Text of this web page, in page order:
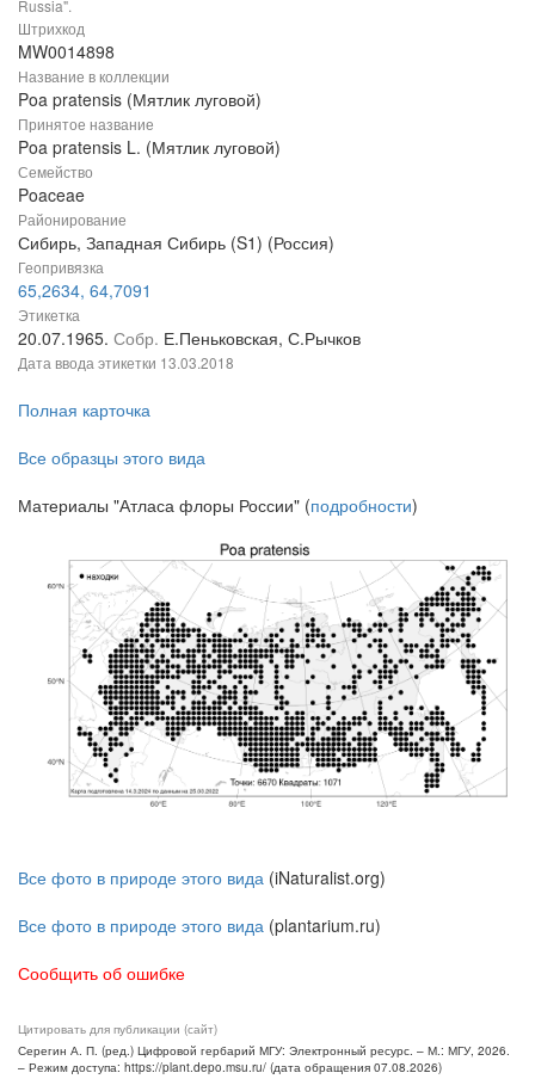
Russia".
Штрихкод
MW0014898
Название в коллекции
Poa pratensis (Мятлик луговой)
Принятое название
Poa pratensis L. (Мятлик луговой)
Семейство
Poaceae
Районирование
Сибирь, Западная Сибирь (S1) (Россия)
Геопривязка
65,2634, 64,7091
Этикетка
20.07.1965. Собр. Е.Пеньковская, С.Рычков
Дата ввода этикетки 13.03.2018
Полная карточка
Все образцы этого вида
Материалы "Атласа флоры России" (подробности)
Все фото в природе этого вида (iNaturalist.org)
Все фото в природе этого вида (plantarium.ru)
Сообщить об ошибке
Цитировать для публикации (сайт)
Серегин А. П. (ред.) Цифровой гербарий МГУ: Электронный ресурс. – М.: МГУ, 2026.
– Режим доступа: https://plant.depo.msu.ru/ (дата обращения 07.08.2026)